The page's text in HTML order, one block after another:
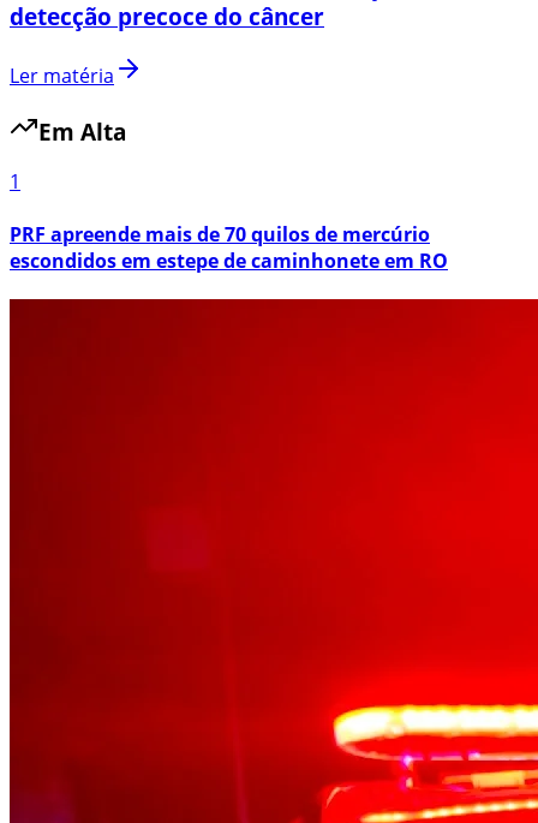
detecção precoce do câncer
Ler matéria
Em Alta
1
PRF apreende mais de 70 quilos de mercúrio
escondidos em estepe de caminhonete em RO